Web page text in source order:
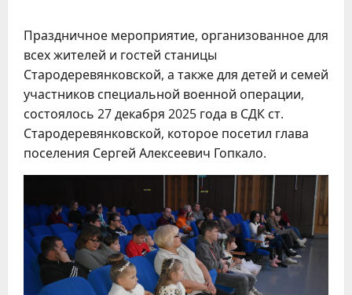
Праздничное мероприятие, организованное для
всех жителей и гостей станицы
Стародеревянковской, а также для детей и семей
участников специальной военной операции,
состоялось 27 декабря 2025 года в СДК ст.
Стародеревянковской, которое посетил глава
поселения Сергей Алексеевич Гопкало.